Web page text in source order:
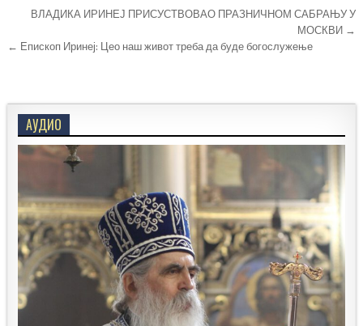
Кретање
чланка
ВЛАДИКА ИРИНЕЈ ПРИСУСТВОВАО ПРАЗНИЧНОМ САБРАЊУ У
МОСКВИ →
← Епископ Иринеј: Цео наш живот треба да буде богослужење
АУДИО